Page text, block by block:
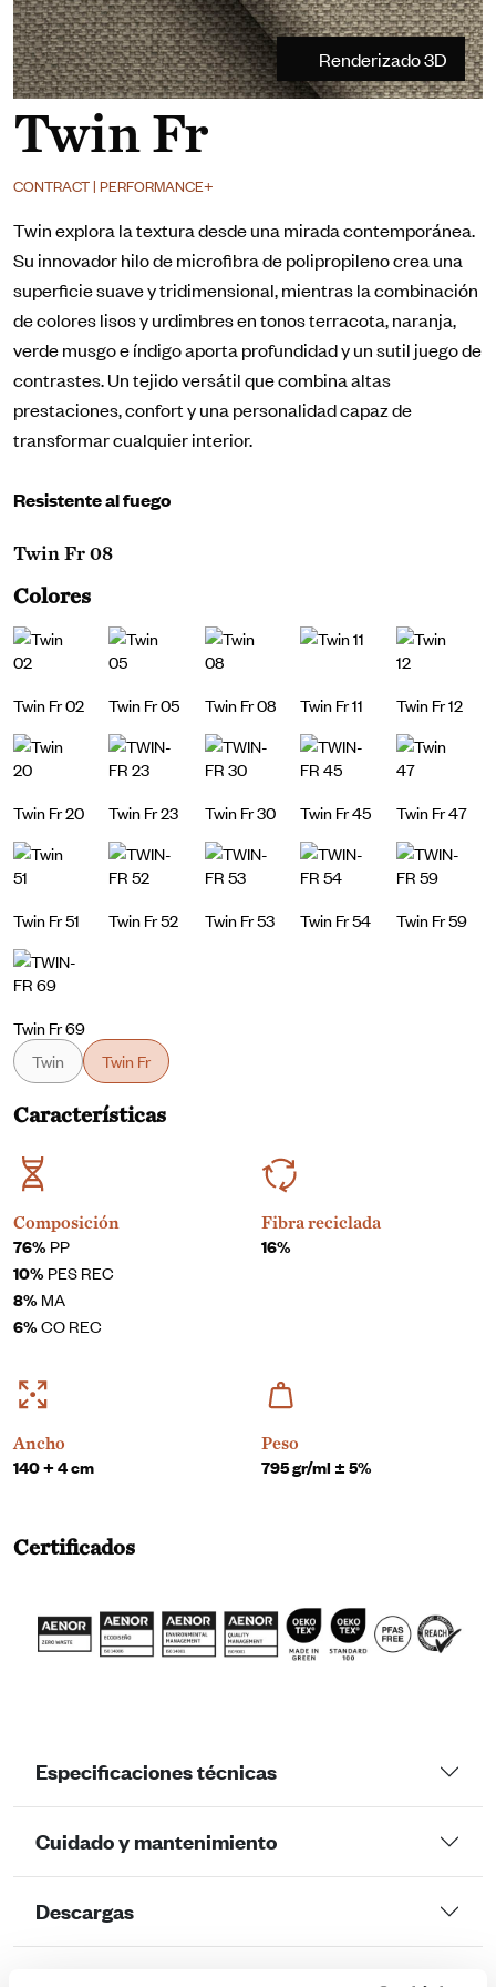
Renderizado 3D
Twin Fr 08
Colores
Twin Fr 02 Twin Fr 05 Twin Fr 08 Twin Fr 11 Twin Fr 12
Twin Fr 20 Twin Fr 23 Twin Fr 30 Twin Fr 45 Twin Fr 47
Twin Fr 51 Twin Fr 52 Twin Fr 53 Twin Fr 54 Twin Fr 59
Twin Fr 69
CONTRACT | PERFORMANCE+
Twin Fr
Twin explora la textura desde una mirada contemporánea.
Su innovador hilo de microfibra de polipropileno crea una
superficie suave y tridimensional, mientras la combinación
de colores lisos y urdimbres en tonos terracota, naranja,
verde musgo e índigo aporta profundidad y un sutil juego de
contrastes. Un tejido versátil que combina altas
prestaciones, confort y una personalidad capaz de
transformar cualquier interior.
Resistente al fuego
Twin Twin Fr
Características
Composición
76%PP
10%PES REC
8%MA
6%CO REC
Fibra reciclada
16%
Ancho
140 + 4 cm
Peso
795 gr/ml ± 5%
Certificados
Especificaciones técnicas
Cuidado y mantenimiento
Descargas